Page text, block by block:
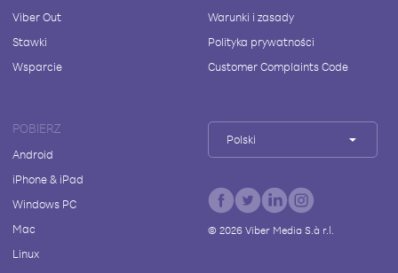
Viber Out
Stawki
Wsparcie
Warunki i zasady
Polityka prywatności
Customer Complaints Code
POBIERZ
Android
iPhone & iPad
Windows PC
Mac
Linux
Polski
© 2026Viber Media S.à r.l.